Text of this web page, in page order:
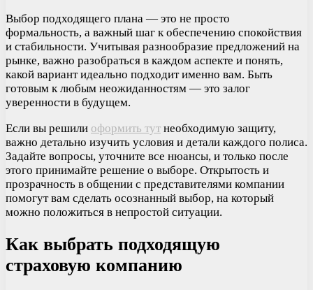
Выбор подходящего плана — это не просто
формальность, а важный шаг к обеспечению спокойствия
и стабильности. Учитывая разнообразие предложений на
рынке, важно разобраться в каждом аспекте и понять,
какой вариант идеально подходит именно вам. Быть
готовым к любым неожиданностям — это залог
уверенности в будущем.
Если вы решили оформить тут необходимую защиту,
важно детально изучить условия и детали каждого полиса.
Задайте вопросы, уточните все нюансы, и только после
этого принимайте решение о выборе. Открытость и
прозрачность в общении с представителями компании
помогут вам сделать осознанный выбор, на который
можно положиться в непростой ситуации.
Как выбрать подходящую
страховую компанию